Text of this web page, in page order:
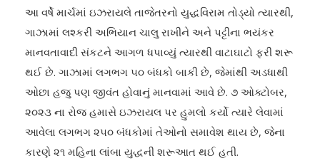
આ વર્ષે માર્ચમાં ઇઝરાયલે તાજેતરનો યુદ્ધવિરામ તોડ્યો ત્યારથી,
ગાઝામાં લશ્કરી અભિયાન ચાલુ રાખીને અને પટ્ટીના ભયંકર
માનવતાવાદી સંકટને આગળ ધપાવ્યું ત્યારથી વાટાઘાટો ફરી શરૂ
થઈ છે. ગાઝામાં લગભગ ૫૦ બંધકો બાકી છે, જેમાંથી અડધાથી
ઓછા હજુ પણ જીવંત હોવાનું માનવામાં આવે છે. ૭ ઓક્ટોબર,
૨૦૨૩ ના રોજ હમાસે ઇઝરાયલ પર હુમલો કર્યો ત્યારે લેવામાં
આવેલા લગભગ ૨૫૦ બંધકોમાં તેઓનો સમાવેશ થાય છે, જેના
કારણે ૨૧ મહિના લાંબા યુદ્ધની શરૂઆત થઈ હતી.